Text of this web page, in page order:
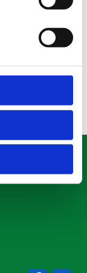
har å by på: Et
her.